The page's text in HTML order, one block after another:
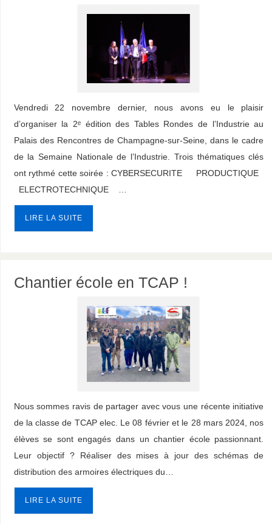
Vendredi 22 novembre dernier, nous avons eu le plaisir
d’organiser la 2ᵉ édition des Tables Rondes de l’Industrie au
Palais des Rencontres de Champagne-sur-Seine, dans le cadre
de la Semaine Nationale de l’Industrie. Trois thématiques clés
ont rythmé cette soirée : CYBERSECURITE PRODUCTIQUE
ELECTROTECHNIQUE …
LIRE LA SUITE
Chantier école en TCAP !
Nous sommes ravis de partager avec vous une récente initiative
de la classe de TCAP elec. Le 08 février et le 28 mars 2024, nos
élèves se sont engagés dans un chantier école passionnant.
Leur objectif ? Réaliser des mises à jour des schémas de
distribution des armoires électriques du…
LIRE LA SUITE